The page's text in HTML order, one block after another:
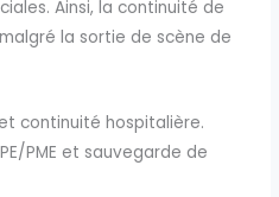
Ainsi, la continuité de
la sortie de scène de
continuité hospitalière.
PME et sauvegarde de